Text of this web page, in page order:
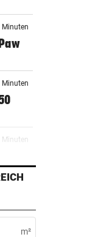
Minuten
Minuten
Minuten
m²